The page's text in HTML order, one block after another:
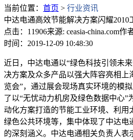
当前位置： 首页 > 行业资讯
中达电通高效节能解决方案闪耀2010
点击：11906来源: ceasia-china.com作
时间：2019-12-09 10:48:30
近日，中达电通以“绿色科技引领未
决方案及众多产品以强大阵容亮相上
览会”，通过展会现场真实环境的模
了以“无忧动力机房及绿色数据中心”
动化方案打造的节能工业环境、利用
绿色公共环境等，集中体现了中达电
的深刻涵义。中达电通相关负责人表